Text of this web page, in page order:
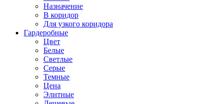
Назначение
В коридор
Для узкого коридора
Гардеробные
Цвет
Белые
Светлые
Серые
Темные
Цена
Элитные